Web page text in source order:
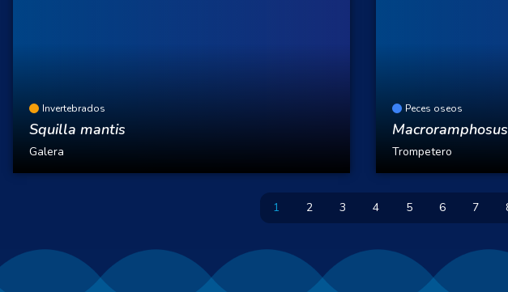
Invertebrados
Squilla mantis
Galera
Peces oseos
Trompetero
1 2 3 4 5 6 7